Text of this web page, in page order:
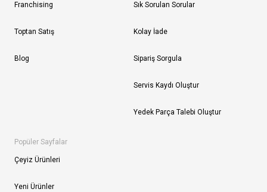
Franchising
Toptan Satış
Blog
Sık Sorulan Sorular
Kolay İade
Sipariş Sorgula
Servis Kaydı Oluştur
Yedek Parça Talebi Oluştur
Popüler Sayfalar
Çeyiz Ürünleri
Yeni Ürünler